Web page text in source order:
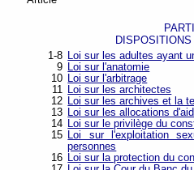
1-8
Loi sur les adultes ayant
9
Loi sur l'anatomie
10
Loi sur l'arbitrage
11
Loi sur les architectes
12
Loi sur les archives et la
13
Loi sur les allocations
14
Loi sur le privilège du
15
Loi sur l'exploitation
personnes
16
Loi sur la protection du